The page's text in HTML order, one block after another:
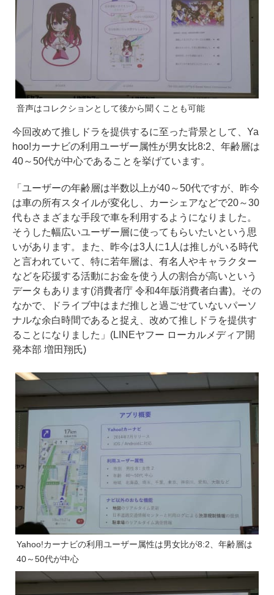
音声はコレクションとして後から聞くことも可能
今回改めて推しドラを提供するに至った背景として、Ya
hoo!カーナビの利用ユーザー属性が男女比8:2、年齢層は
40～50代が中心であることを挙げています。
「ユーザーの年齢層は半数以上が40～50代ですが、昨今
は車の所有スタイルが変化し、カーシェアなどで20～30
代もさまざまな手段で車を利用するようになりました。
そうした幅広いユーザー層に使ってもらいたいという思
いがあります。また、昨今は3人に1人は推しがいる時代
と言われていて、特に若年層は、有名人やキャラクター
などを応援する活動にお金を使う人の割合が高いという
データもあります(消費者庁 令和4年版消費者白書)。その
なかで、ドライブ中はまだ推しと過ごせていないパーソ
ナルな余白時間であると捉え、改めて推しドラを提供す
ることになりました」(LINEヤフー ローカルメディア開
発本部 増田翔氏)
Yahoo!カーナビの利用ユーザー属性は男女比が8:2、年齢層は
40～50代が中心